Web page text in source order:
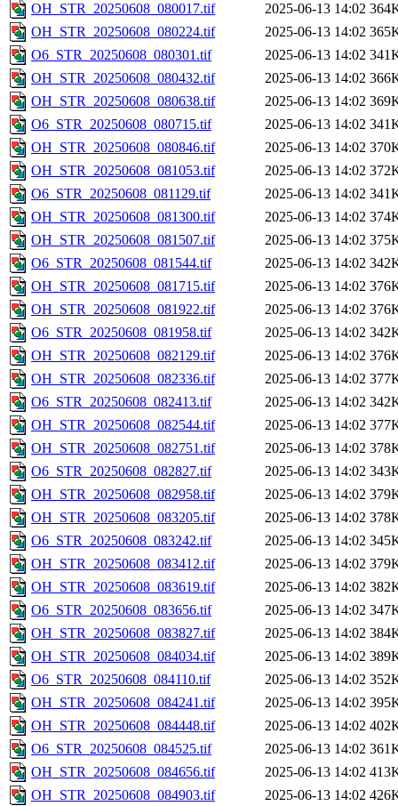
OH_STR_20250608_080017.tif
2025-06-13 14:02
OH_STR_20250608_080224.tif
2025-06-13 14:02
O6_STR_20250608_080301.tif
2025-06-13 14:02
OH_STR_20250608_080432.tif
2025-06-13 14:02
OH_STR_20250608_080638.tif
2025-06-13 14:02
O6_STR_20250608_080715.tif
2025-06-13 14:02
OH_STR_20250608_080846.tif
2025-06-13 14:02
OH_STR_20250608_081053.tif
2025-06-13 14:02
O6_STR_20250608_081129.tif
2025-06-13 14:02
OH_STR_20250608_081300.tif
2025-06-13 14:02
OH_STR_20250608_081507.tif
2025-06-13 14:02
O6_STR_20250608_081544.tif
2025-06-13 14:02
OH_STR_20250608_081715.tif
2025-06-13 14:02
OH_STR_20250608_081922.tif
2025-06-13 14:02
O6_STR_20250608_081958.tif
2025-06-13 14:02
OH_STR_20250608_082129.tif
2025-06-13 14:02
OH_STR_20250608_082336.tif
2025-06-13 14:02
O6_STR_20250608_082413.tif
2025-06-13 14:02
OH_STR_20250608_082544.tif
2025-06-13 14:02
OH_STR_20250608_082751.tif
2025-06-13 14:02
O6_STR_20250608_082827.tif
2025-06-13 14:02
OH_STR_20250608_082958.tif
2025-06-13 14:02
OH_STR_20250608_083205.tif
2025-06-13 14:02
O6_STR_20250608_083242.tif
2025-06-13 14:02
OH_STR_20250608_083412.tif
2025-06-13 14:02
OH_STR_20250608_083619.tif
2025-06-13 14:02
O6_STR_20250608_083656.tif
2025-06-13 14:02
OH_STR_20250608_083827.tif
2025-06-13 14:02
OH_STR_20250608_084034.tif
2025-06-13 14:02
O6_STR_20250608_084110.tif
2025-06-13 14:02
OH_STR_20250608_084241.tif
2025-06-13 14:02
OH_STR_20250608_084448.tif
2025-06-13 14:02
O6_STR_20250608_084525.tif
2025-06-13 14:02
OH_STR_20250608_084656.tif
2025-06-13 14:02
OH_STR_20250608_084903.tif
2025-06-13 14:02